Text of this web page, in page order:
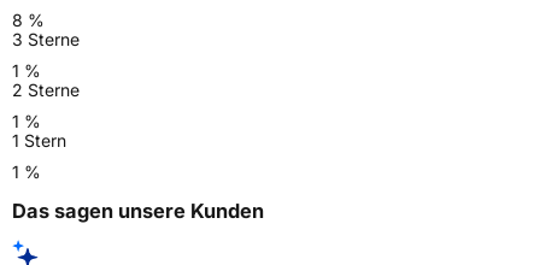
8 %
3 Sterne
1 %
2 Sterne
1 %
1 Stern
1 %
Das sagen unsere Kunden